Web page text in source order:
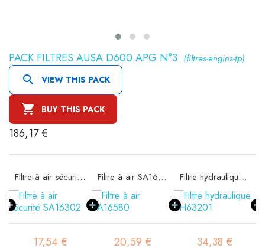
PACK FILTRES AUSA D600 APG N°3 (filtres-engins-tp)
 VIEW THIS PACK
 BUY THIS PACK
186,17 €
Filtre à air sécurité SA16302
17,54 €
Filtre à air SA16580
20,59 €
Filtre hydraulique SH63201
34,38 €